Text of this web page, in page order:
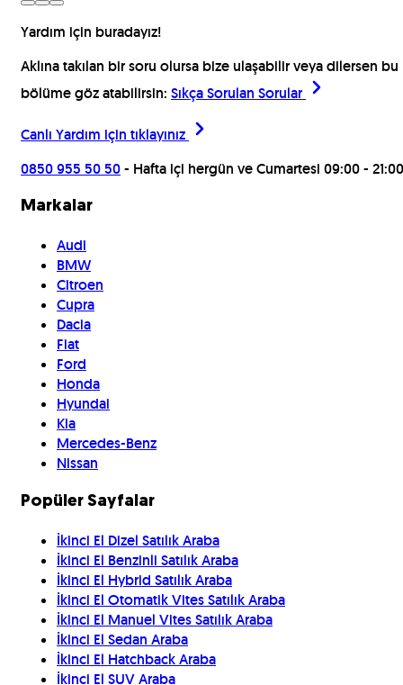
Yardım için buradayız!
Aklına takılan bir soru olursa bize ulaşabilir veya dilersen bu
bölüme göz atabilirsin: Sıkça Sorulan Sorular
Canlı Yardım için tıklayınız
0850 955 50 50- Hafta içi hergün ve Cumartesi 09:00 - 21:00
Markalar
Audi
BMW
Citroen
Cupra
Dacia
Fiat
Ford
Honda
Hyundai
Kia
Mercedes-Benz
Nissan
Popüler Sayfalar
İkinci El Dizel Satılık Araba
İkinci El Benzinli Satılık Araba
İkinci El Hybrid Satılık Araba
İkinci El Otomatik Vites Satılık Araba
İkinci El Manuel Vites Satılık Araba
İkinci El Sedan Araba
İkinci El Hatchback Araba
İkinci El SUV Araba